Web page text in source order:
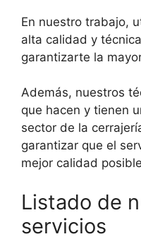
En nuestro trabajo,
alta calidad y
garantizarte la
Además, nuestros
que hacen y tienen
sector de la
garantizar que el
mejor calidad
Listado de
servicios